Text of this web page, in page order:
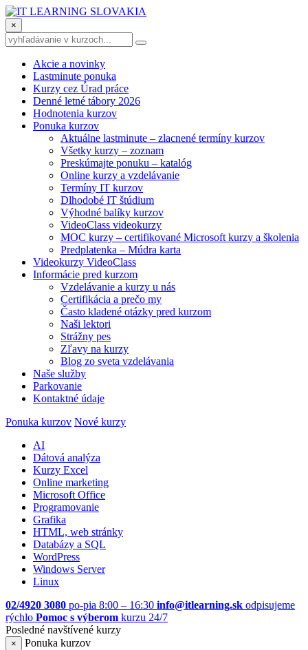
×
Akcie a novinky
Lastminute ponuka
Kurzy cez Úrad práce
Denné letné tábory 2026
Hodnotenia kurzov
Ponuka kurzov
Aktuálne lastminute – zlacnené termíny kurzov
Všetky kurzy – zoznam
Preskúmajte ponuku – katalóg
Online kurzy a vzdelávanie
Termíny IT kurzov
Dlhodobé IT štúdium
Výhodné balíky kurzov
VideoClass videokurzy
MOC kurzy – certifikované Microsoft kurzy a školenia
Predplatenka – Múdra karta
Videokurzy VideoClass
Informácie pred kurzom
Vzdelávanie a kurzy u nás
Certifikácia a prečo my
Často kladené otázky pred kurzom
Naši lektori
Strážny pes
Zľavy na kurzy
Blog zo sveta vzdelávania
Naše služby
Parkovanie
Kontaktné údaje
Ponuka kurzov Nové kurzy
AI
Dátová analýza
Kurzy Excel
Online marketing
Microsoft Office
Programovanie
Grafika
HTML, web stránky
Databázy a SQL
WordPress
Windows Server
Linux
02/4920 3080 po-pia 8:00 – 16:30 info@itlearning.sk odpisujeme
rýchlo Pomoc s výberom kurzu 24/7
Posledné navštívené kurzy
×
Ponuka kurzov